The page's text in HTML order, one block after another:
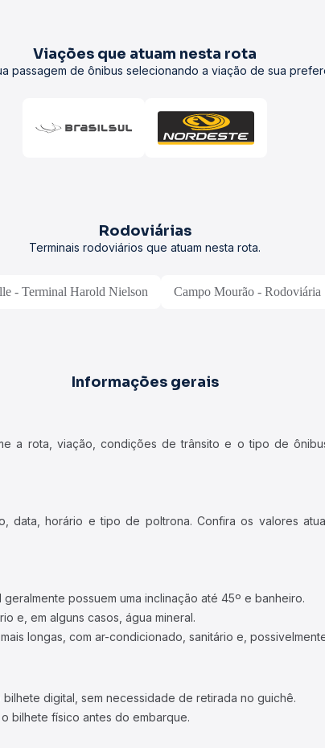
Viações que atuam nesta rota
passagem de ônibus selecionando a viação de sua
Rodoviárias
Terminais rodoviários que atuam nesta rota.
- Terminal Harold Nielson Campo Mourão - Rodoviária
Informações gerais
a rota, viação, condições de trânsito e o tipo de
data, horário e tipo de poltrona. Confira os valores
possuem uma inclinação até 45º e banheiro.
e, em alguns casos, água mineral.
longas, com ar-condicionado, sanitário e,
digital, sem necessidade de retirada no guichê.
bilhete físico antes do embarque.